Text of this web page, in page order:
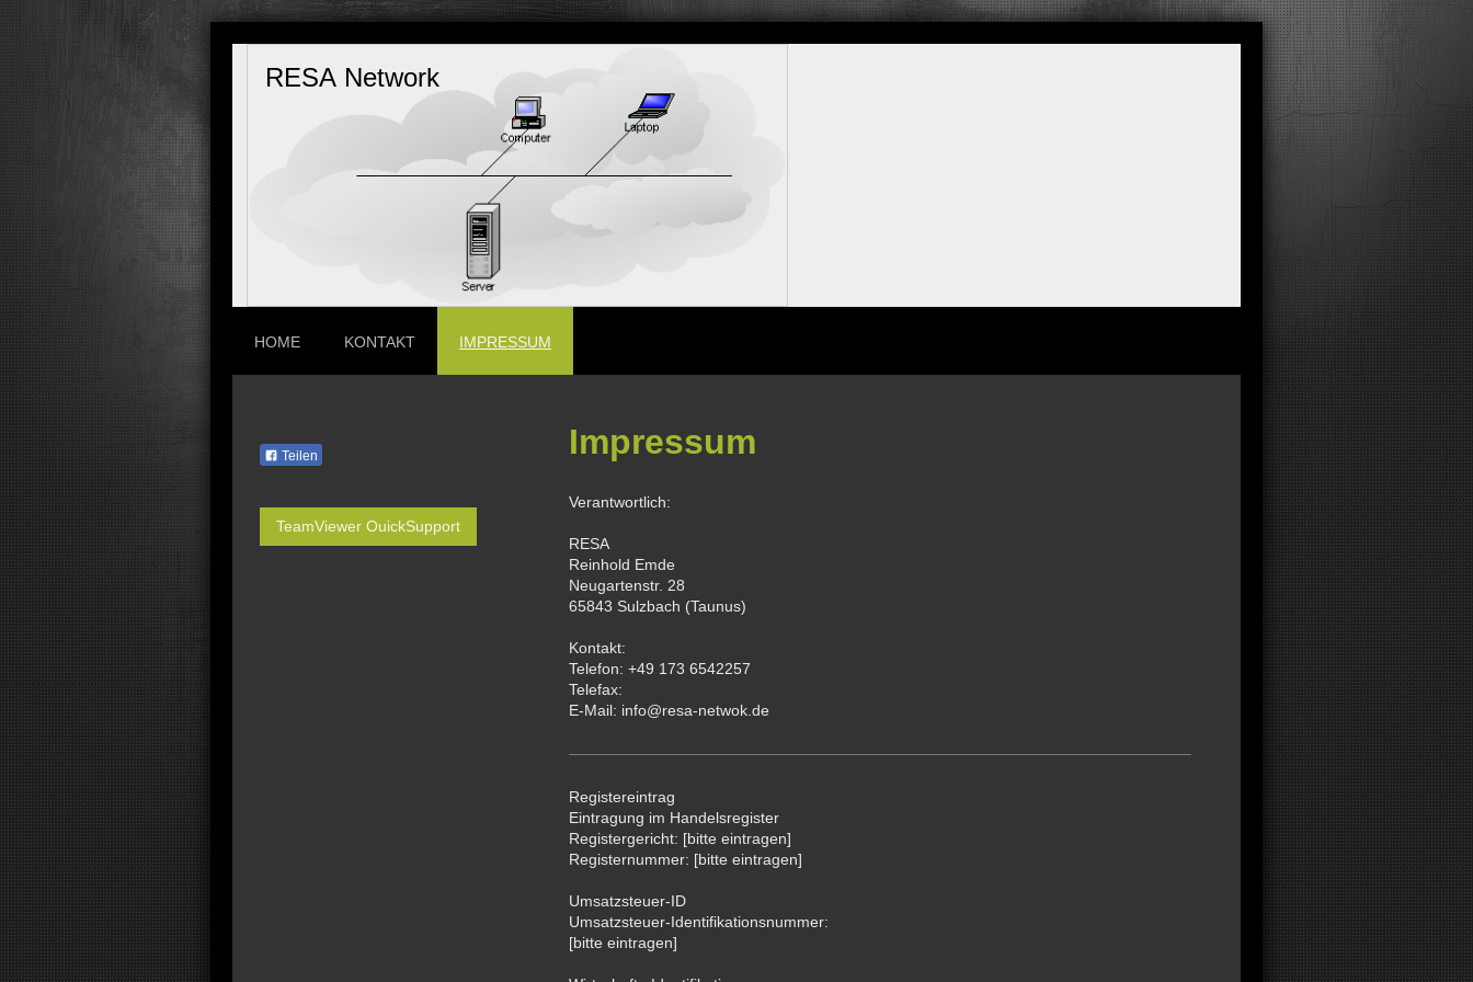
RESA Network
HOME KONTAKT IMPRESSUM
Impressum
Verantwortlich:
RESA
Reinhold Emde
Neugartenstr. 28
65843 Sulzbach (Taunus)
Kontakt:
Telefon:+49 173 6542257
Telefax:
E-Mail: info@resa-netwok.de
Registereintrag
Eintragung im Handelsregister
Registergericht: [bitte eintragen]
Registernummer: [bitte eintragen]
Umsatzsteuer-ID
Umsatzsteuer-Identifikationsnummer:
[bitte eintragen]
Teilen
TeamViewer OuickSupport